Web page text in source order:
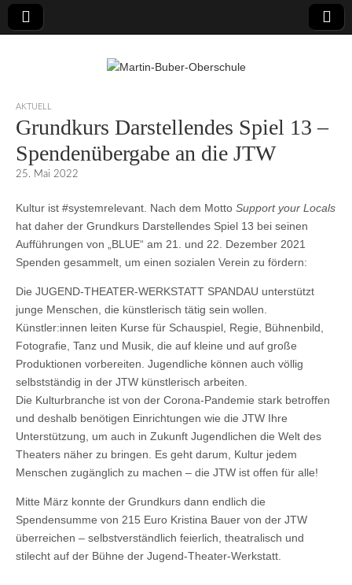
Martin-Buber-
Oberschule
AKTUELL
Grundkurs Darstellendes Spiel 13 –
Spendenübergabe an die JTW
25. Mai 2022
Kultur ist #systemrelevant. Nach dem Motto Supportyour Locals
hat daher der Grundkurs Darstellendes Spiel 13 bei seinen
Aufführungen von „BLUE“ am 21. und 22. Dezember 2021
Spenden gesammelt, um einen sozialen Verein zu fördern:
Die JUGEND-THEATER-WERKSTATT SPANDAU unterstützt
junge Menschen, die künstlerisch tätig sein wollen.
Künstler:innen leiten Kurse für Schauspiel, Regie, Bühnenbild,
Fotografie, Tanz und Musik, die auf kleine und auf große
Produktionen vorbereiten. Jugendliche können auch völlig
selbstständig in der JTW künstlerisch arbeiten.
Die Kulturbranche ist von der Corona-Pandemie stark betroffen
und deshalb benötigen Einrichtungen wie die JTW Ihre
Unterstützung, um auch in Zukunft Jugendlichen die Welt des
Theaters näher zu bringen. Es geht darum, Kultur jedem
Menschen zugänglich zu machen – die JTW ist offen für alle!
Mitte März konnte der Grundkurs dann endlich die
Spendensumme von 215 Euro Kristina Bauer von der JTW
überreichen – selbstverständlich feierlich, theatralisch und
stilecht auf der Bühne der Jugend-Theater-Werkstatt.